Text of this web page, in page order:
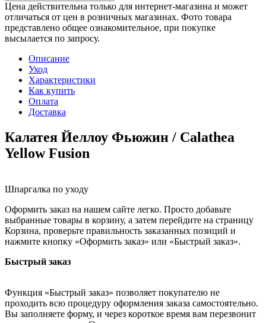
Цена действительна только для интернет-магазина и может
отличаться от цен в розничных магазинах. Фото товара
представлено общее ознакомительное, при покупке
высылается по запросу.
Описание
Уход
Характеристики
Как купить
Оплата
Доставка
Калатея Йеллоу Фьюжин / Calathea
Yellow Fusion
Шпаргалка по уходу
Оформить заказ на нашем сайте легко. Просто добавьте
выбранные товары в корзину, а затем перейдите на страницу
Корзина, проверьте правильность заказанных позиций и
нажмите кнопку «Оформить заказ» или «Быстрый заказ».
Быстрый заказ
Функция «Быстрый заказ» позволяет покупателю не
проходить всю процедуру оформления заказа самостоятельно.
Вы заполняете форму, и через короткое время вам перезвонит